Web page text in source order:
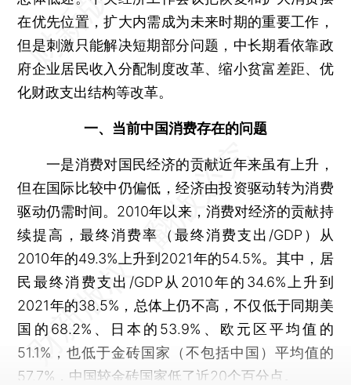
在优先位置，扩大内需成为未来时期的重要工作，
但是刺激只能解决短期部分问题，中长期看依靠政
府企业居民收入分配制度改革、缩小贫富差距、优
化财政支出结构等改革。
一、当前中国消费存在的问题
一是消费对国民经济的贡献近年来虽有上升，
但在国际比较中仍偏低，经济由投资驱动转为消费
驱动仍需时间。2010年以来，消费对经济的贡献持
续提高，最终消费率（最终消费支出/GDP）从
2010年的49.3%上升到2021年的54.5%。其中，居
民最终消费支出/GDP从2010年的34.6%上升到
2021年的38.5%，总体上仍不高，不仅低于同期美
国的68.2%、日本的53.9%、欧元区平均值的
51.1%，也低于金砖国家（不包括中国）平均值的
57.7%，中国较金砖国家低了近20个百分点。